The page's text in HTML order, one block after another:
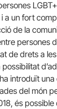
a un fort
de la
persones
de drets a
introduït una
del món
és possible